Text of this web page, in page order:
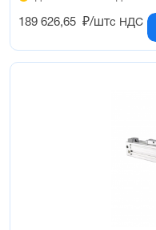
189 626,65 ₽/штс НДС